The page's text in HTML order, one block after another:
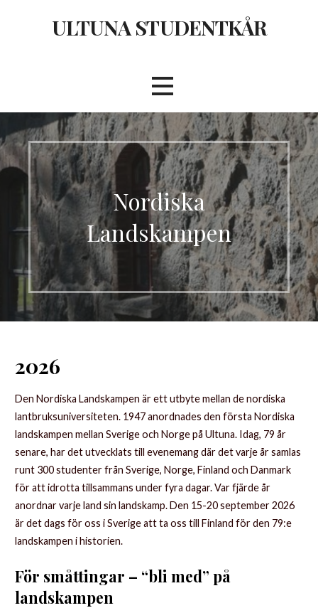
ULTUNA STUDENTKÅR
Nordiska
Landskampen
2026
Den Nordiska Landskampen är ett utbyte mellan de nordiska
lantbruksuniversiteten. 1947 anordnades den första Nordiska
landskampen mellan Sverige och Norge på Ultuna. Idag, 79 år
senare, har det utvecklats till evenemang där det varje år samlas
runt 300 studenter från Sverige, Norge, Finland och Danmark
för att idrotta tillsammans under fyra dagar. Var fjärde år
anordnar varje land sin landskamp. Den 15-20 september 2026
är det dags för oss i Sverige att ta oss till Finland för den 79:e
landskampen i historien.
För småttingar – “bli med” på
landskampen